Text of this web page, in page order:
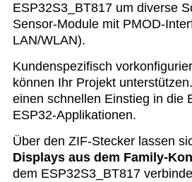
ESP32S3_BT817 um diverse
Sensor-Module mit PMOD-
LAN/WLAN).
Kundenspezifisch
können Ihr Projekt
einen schnellen Einstieg in die
ESP32-Applikationen.
Über den ZIF-Stecker lassen
Displays aus dem Family-
dem ESP32S3_BT817